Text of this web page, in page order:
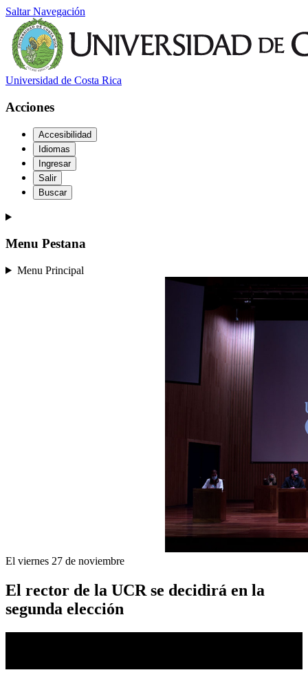
Saltar Navegación
Universidad de Costa Rica
Acciones
Accesibilidad
Idiomas
Ingresar
Salir
Buscar
Menu Pestana
Menu Principal
El viernes 27 de noviembre
El rector de la UCR se decidirá en la
segunda elección